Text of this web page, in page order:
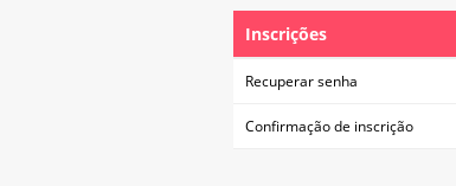
Inscrições
Recuperar senha
Confirmação de inscrição